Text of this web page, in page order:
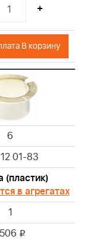
+
В корзину
6
01-83
(пластик)
в агрегатах
1
i